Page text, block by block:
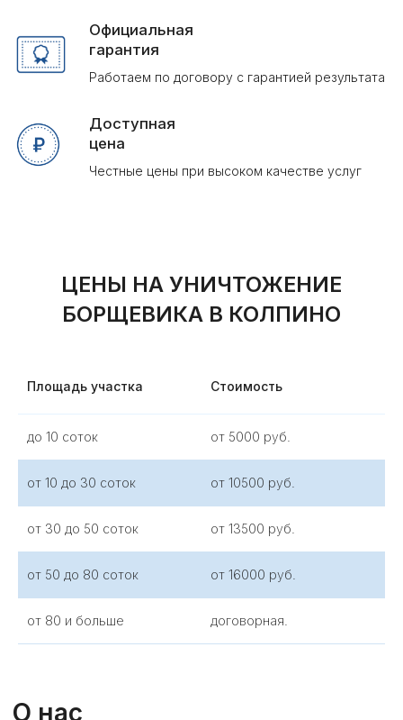
Площадь участка Стоимость
до 10 соток от 5000 руб.
от 10 до 30 соток от 10500 руб.
от 30 до 50 соток от 13500 руб.
от 50 до 80 соток от 16000 руб.
от 80 и больше договорная.
«Росгорсэс» —СЭС-служба, которая
профессионально выполняет
уничтожение
борщевика
Колпинском районе. Мы проводим обработку
от борщевика на участках любой площади,
предотвращая его дальнейшее
распространение.
Современные методы, опыт специалистов и
контроль результата обеспечивают высокую
ответственный подход делают нас надежным
партнером. Доверьте защиту территории